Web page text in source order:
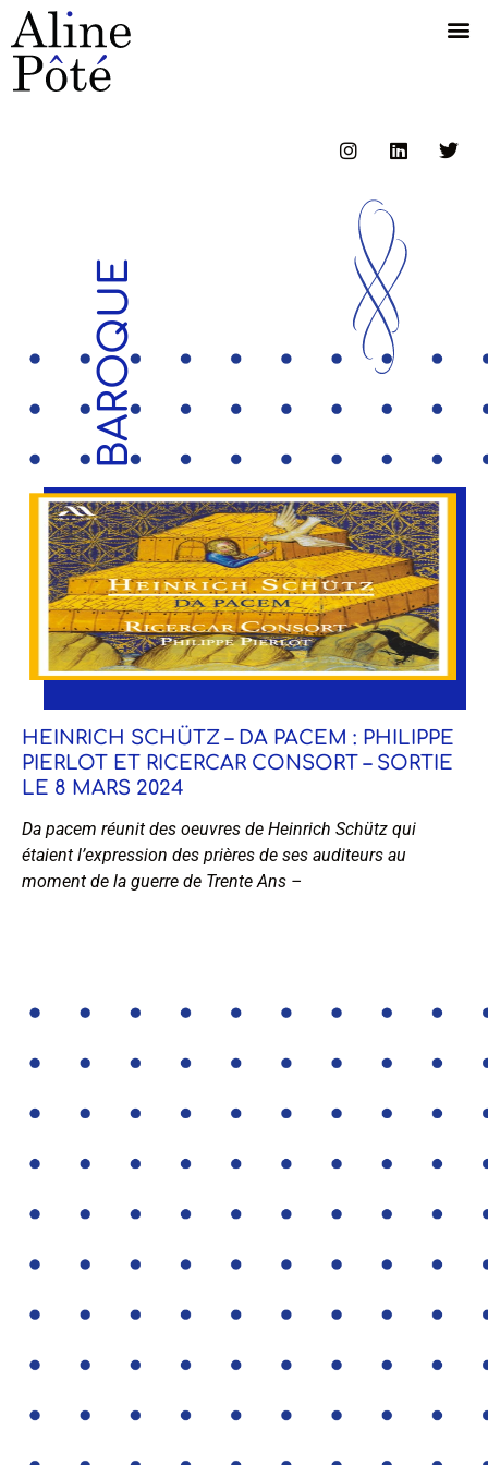
BAROQUE
HEINRICH SCHÜTZ – DA PACEM : PHILIPPE
PIERLOT ET RICERCAR CONSORT – SORTIE
LE 8 MARS 2024
Da pacem réunit des oeuvres de Heinrich Schütz qui
étaient l’expression des prières de ses auditeurs au
moment de la guerre de Trente Ans –